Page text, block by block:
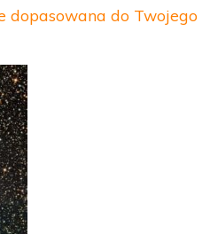
dopasowana do Twojego